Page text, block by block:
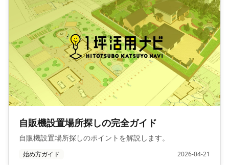
自販機設置場所探しの完全ガイド
自販機設置場所探しのポイントを解説します。
始め方ガイド 2026-04-21